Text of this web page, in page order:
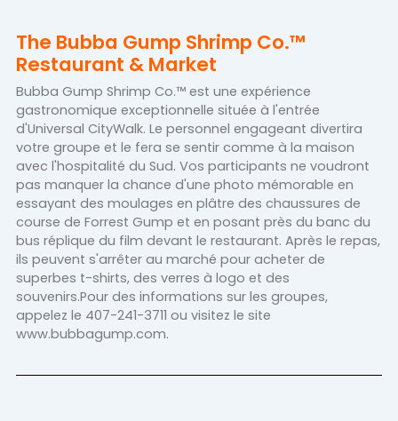
The Bubba Gump Shrimp Co.™
Restaurant & Market
Bubba Gump Shrimp Co.™ est une expérience
gastronomique exceptionnelle située à l'entrée
d'Universal CityWalk. Le personnel engageant divertira
votre groupe et le fera se sentir comme à la maison
avec l'hospitalité du Sud. Vos participants ne voudront
pas manquer la chance d'une photo mémorable en
essayant des moulages en plâtre des chaussures de
course de Forrest Gump et en posant près du banc du
bus réplique du film devant le restaurant. Après le repas,
ils peuvent s'arrêter au marché pour acheter de
superbes t-shirts, des verres à logo et des
souvenirs.Pour des informations sur les groupes,
appelez le 407-241-3711 ou visitez le site
www.bubbagump.com.